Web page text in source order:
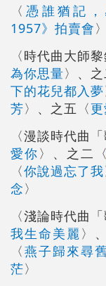
〈 憑誰猶記
1957》拍賣會〉
〈時代曲大師
為你思量〉、
下的花兒都入夢
芳〉、之五〈
〈漫談時代曲
愛你〉、之二〈
〈你說過忘了我
念〉
〈淺論時代曲
我生命美麗 〉
〈燕子歸來尋
茫〉